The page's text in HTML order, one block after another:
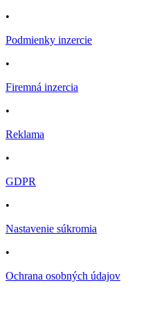
•
Podmienky inzercie
•
Firemná inzercia
•
Reklama
•
GDPR
•
Nastavenie súkromia
•
Ochrana osobných údajov